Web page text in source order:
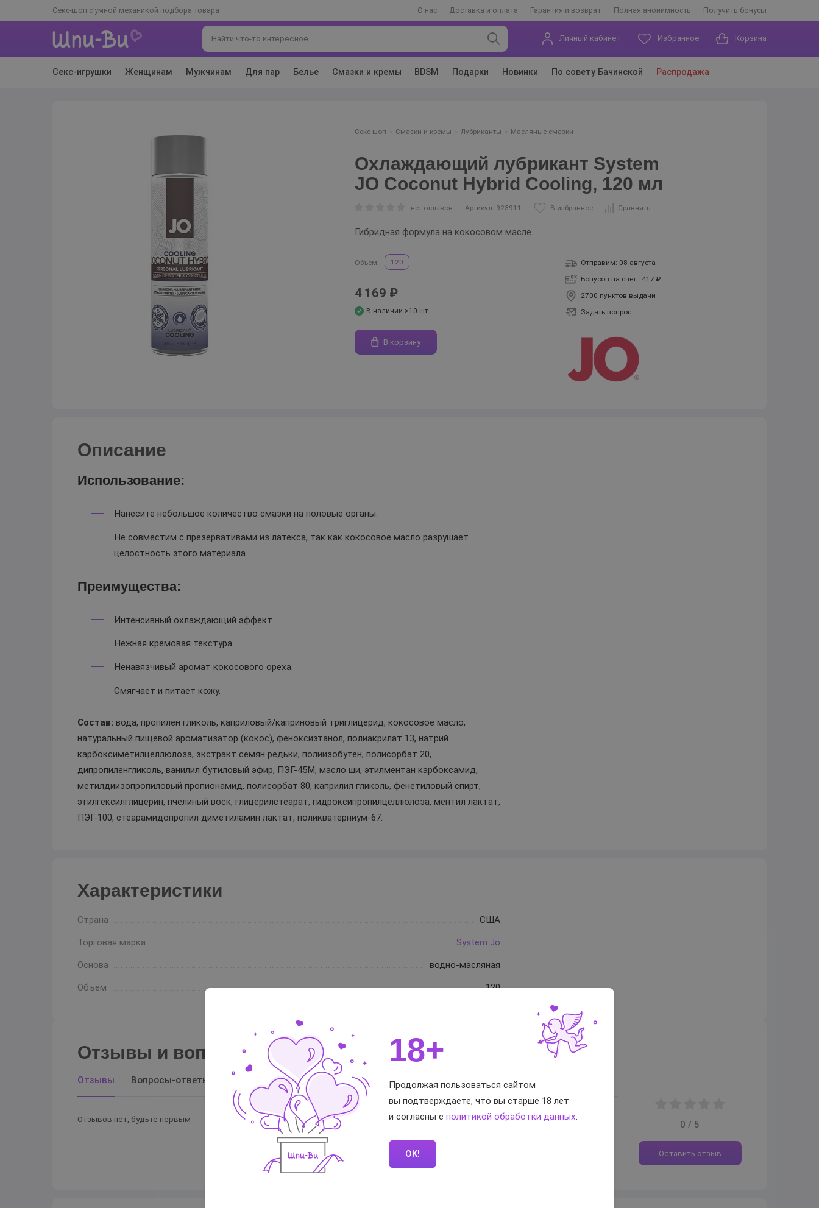
Секс-шоп с умной механикой подбора товара О нас Доставка и оплата Гарантия и возврат Полная анонимность Получить бонусы
Личный кабинет Избранное Корзина
Секс-игрушки Женщинам Мужчинам Для пар Белье Смазки и кремы BDSM Подарки Новинки По совету Бачинской Распродажа
Секс шоп Смазки и кремы Лубриканты Масляные смазки
Охлаждающий лубрикант System
JO Coconut Hybrid Cooling, 120 мл
нет отзывов Артикул: 923911 В избранное Сравнить
Гибридная формула на кокосовом масле.
Объем: 120
4 169 ₽
В наличии >10 шт.
В корзину
Отправим: 08 августа
Бонусов на счет: 417 ₽
2700 пунктов выдачи
Задать вопрос
Описание
Использование:
Нанесите небольшое количество смазки на половые органы.
Не совместим с презервативами из латекса, так как кокосовое масло разрушает
целостность этого материала.
Преимущества:
Интенсивный охлаждающий эффект.
Нежная кремовая текстура.
Ненавязчивый аромат кокосового ореха.
Смягчает и питает кожу.
Состав: вода, пропилен гликоль, каприловый/каприновый триглицерид, кокосовое масло,
натуральный пищевой ароматизатор (кокос), феноксиэтанол, полиакрилат 13, натрий
карбоксиметилцеллюлоза, экстракт семян редьки, полиизобутен, полисорбат 20,
дипропиленгликоль, ванилил бутиловый эфир, ПЭГ-45М, масло ши, этилментан карбоксамид,
метилдиизопропиловый пропионамид, полисорбат 80, каприлил гликоль, фенетиловый спирт,
этилгексилглицерин, пчелиный воск, глицерилстеарат, гидроксипропилцеллюлоза, ментил лактат,
ПЭГ-100, стеарамидопропил диметиламин лактат, поликватерниум-67.
Характеристики
Страна США
Торговая марка System Jo
Основа водно-масляная
Объем 120
Отзывы и вопросы-ответы
Отзывы Вопросы-ответы
Отзывов нет, будьте первым 0 / 5
Оставить отзыв
18+
Продолжая пользоваться сайтом
вы подтверждаете, что вы старше 18 лет
и согласны сполитикой обработки данных.
OK!